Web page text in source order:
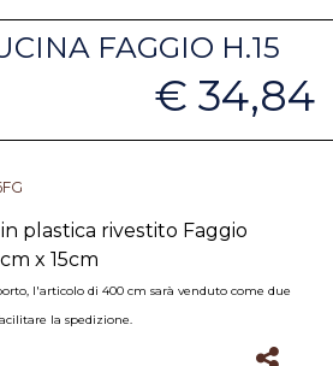
FAGGIO H.15
€ 34,84
plastica rivestito Faggio
x 15cm
l'articolo di 400 cm sarà venduto come due
la spedizione.